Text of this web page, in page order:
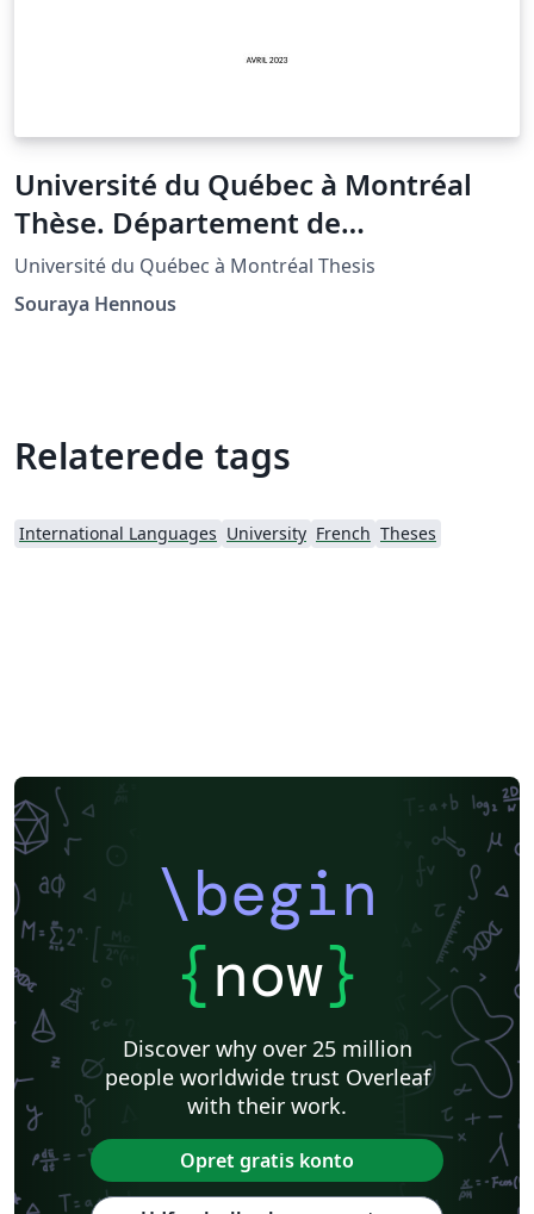
Université du Québec à Montréal
Thèse. Département de
mathématiques
Université du Québec à Montréal Thesis
Souraya Hennous
Relaterede tags
International Languages University French Theses
\begin
{now}
Discover why over 25 million
people worldwide trust Overleaf
with their work.
Opret gratis konto